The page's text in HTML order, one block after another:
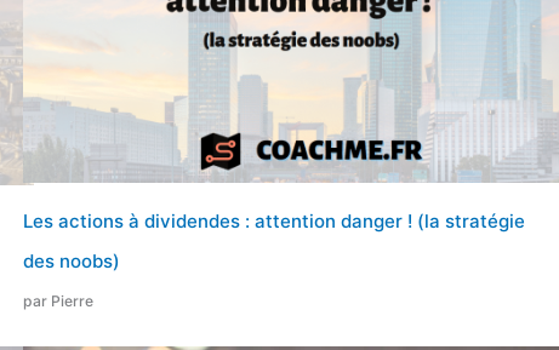
Les actions à dividendes : attention danger ! (la stratégie
des noobs)
par Pierre